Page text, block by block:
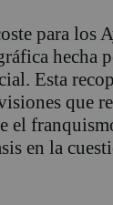
para los
hecha
Esta
que
el
en la